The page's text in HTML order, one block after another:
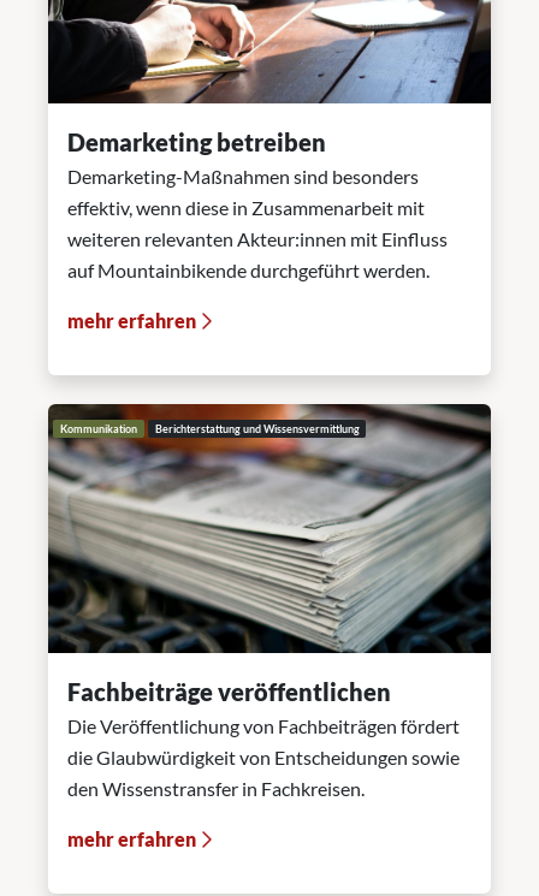
Demarketing betreiben
Demarketing-Maßnahmen sind besonders
effektiv, wenn diese in Zusammenarbeit mit
weiteren relevanten Akteur:innen mit Einfluss
auf Mountainbikende durchgeführt werden.
mehr erfahren
Kommunikation Berichterstattung und Wissensvermittlung
Fachbeiträge veröffentlichen
Die Veröffentlichung von Fachbeiträgen fördert
die Glaubwürdigkeit von Entscheidungen sowie
den Wissenstransfer in Fachkreisen.
mehr erfahren